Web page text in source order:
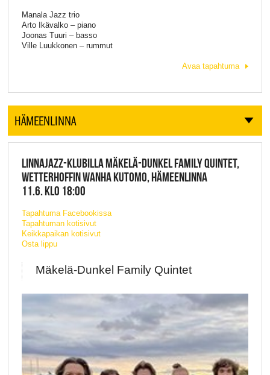
Manala Jazz trio
Arto Ikävalko – piano
Joonas Tuuri – basso
Ville Luukkonen – rummut
Avaa tapahtuma
HÄMEENLINNA
LINNAJAZZ-KLUBILLA MÄKELÄ-DUNKEL FAMILY QUINTET,
WETTERHOFFIN WANHA KUTOMO, HÄMEENLINNA
11.6. KLO 18:00
Tapahtuma Facebookissa
Tapahtuman kotisivut
Keikkapaikan kotisivut
Osta lippu
Mäkelä-Dunkel Family Quintet